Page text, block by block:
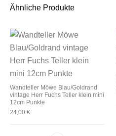
Ähnliche Produkte
Wandteller Möwe Blau/Goldrand
vintage Herr Fuchs Teller klein mini
12cm Punkte
24,00€